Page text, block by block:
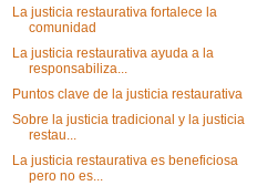
La justicia restaurativa fortalece la
comunidad
La justicia restaurativa ayuda a la
responsabiliza...
Puntos clave de la justicia restaurativa
Sobre la justicia tradicional y la justicia
restau...
La justicia restaurativa es beneficiosa
pero no es...